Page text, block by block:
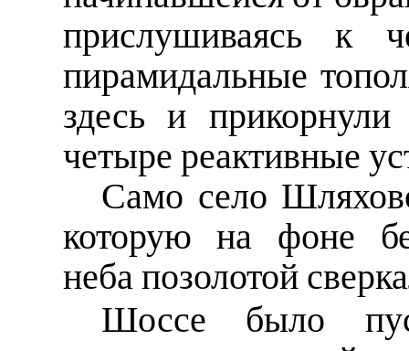
прислушиваясь к
пирамидальные
здесь и прикорнули
четыре реактивные
Само село
которую на фоне
неба позолотой
Шоссе было